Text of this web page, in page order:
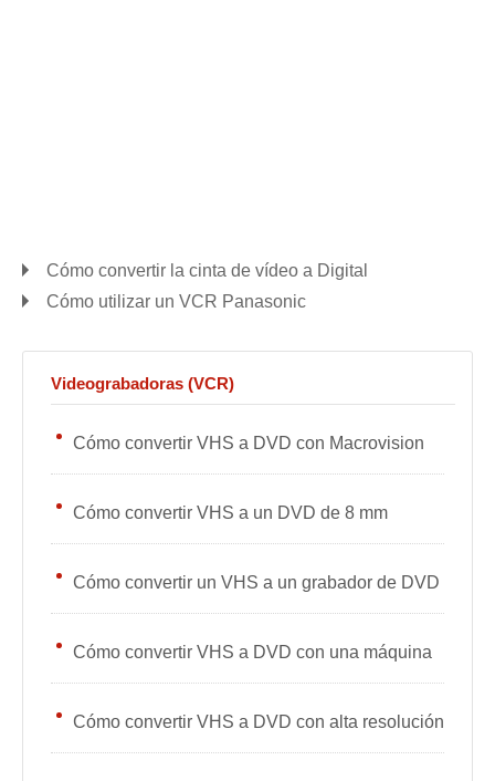
Cómo convertir la cinta de vídeo a Digital
Cómo utilizar un VCR Panasonic
Videograbadoras (VCR)
Cómo convertir VHS a DVD con Macrovision
Cómo convertir VHS a un DVD de 8 mm
Cómo convertir un VHS a un grabador de DVD
Cómo convertir VHS a DVD con una máquina
Cómo convertir VHS a DVD con alta resolución